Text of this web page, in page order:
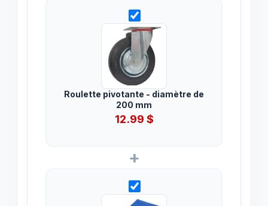
Roulette pivotante - diamètre de
200 mm
12.99 $
+